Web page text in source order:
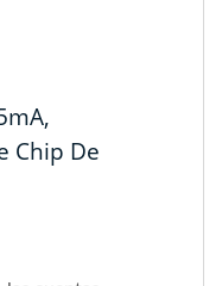
Chip De